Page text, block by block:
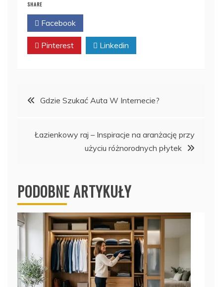
SHARE
Facebook
Pinterest Linkedin
Nawigacja
Gdzie Szukać Auta W Internecie?
Łazienkowy raj – Inspiracje na aranżację przy
użyciu różnorodnych płytek
PODOBNE ARTYKUŁY